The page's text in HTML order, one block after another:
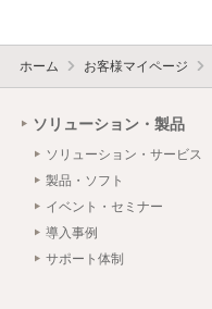
ホーム お客様マイページ
ソリューション・製品
ソリューション・サービス
製品・ソフト
イベント・セミナー
導入事例
サポート体制